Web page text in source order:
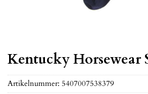
Kentucky Horsewear
Artikelnummer: 5407007538379